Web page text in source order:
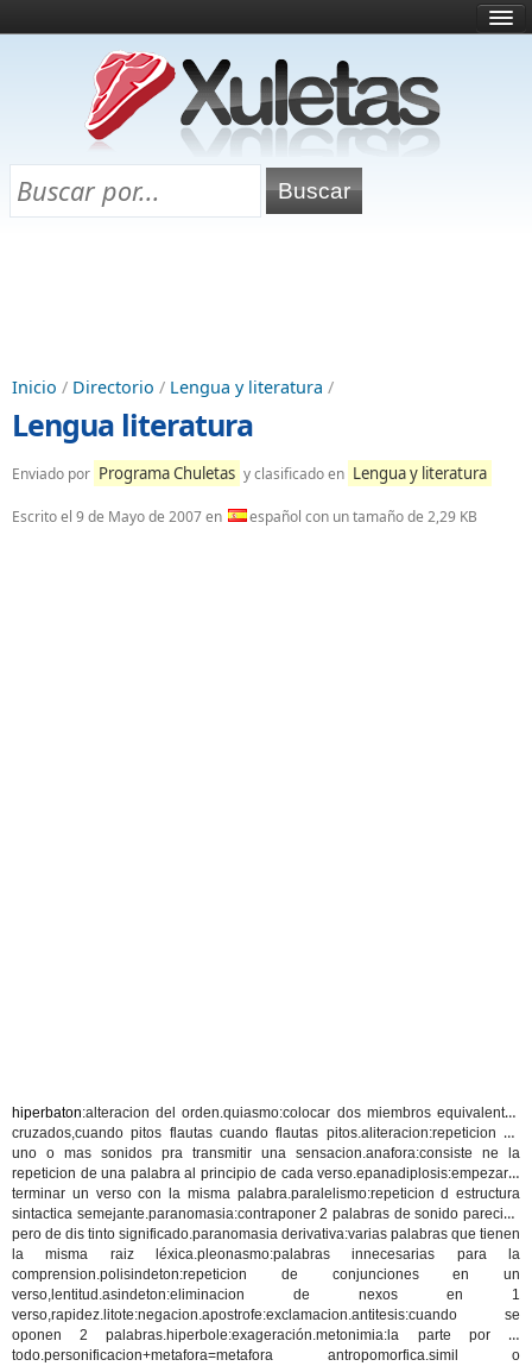
¿Qué es esto?
Directorio
Chuletas para exámenes
Inicio / Directorio / Lengua y literatura /
Lengua literatura
Enviado por Programa Chuletas y clasificado en Lengua y literatura
Escrito el 9 de Mayo de 2007en español con un tamaño de 2,29 KB
hiperbaton:alteracion del orden.quiasmo:colocar dos miembros equivalentes
cruzados,cuando pitos flautas cuando flautas pitos.aliteracion:repeticion de
uno o mas sonidos pra transmitir una sensacion.anafora:consiste ne la
repeticion de una palabra al principio de cada verso.epanadiplosis:empezar y
terminar un verso con la misma palabra.paralelismo:repeticion d estructura
sintactica semejante.paranomasia:contraponer 2 palabras de sonido parecido
pero de dis tinto significado.paranomasia derivativa:varias palabras que tienen
la misma raiz léxica.pleonasmo:palabras innecesarias para la
comprension.polisindeton:repeticion de conjunciones en un
verso,lentitud.asindeton:eliminacion de nexos en 1
verso,rapidez.litote:negacion.apostrofe:exclamacion.antitesis:cuando se
oponen 2 palabras.hiperbole:exageración.metonimia:la parte por el
todo.personificacion+metafora=metafora antropomorfica.simil o